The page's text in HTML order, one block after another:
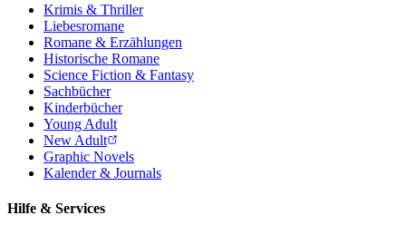
Krimis & Thriller
Liebesromane
Romane & Erzählungen
Historische Romane
Science Fiction & Fantasy
Sachbücher
Kinderbücher
Young Adult
New Adult
Graphic Novels
Kalender & Journals
Hilfe & Services